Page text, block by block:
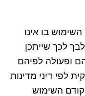
בו אינו
לכך שייתכן
ופעולה לפיהם
לפי דיני מדינות
השימוש